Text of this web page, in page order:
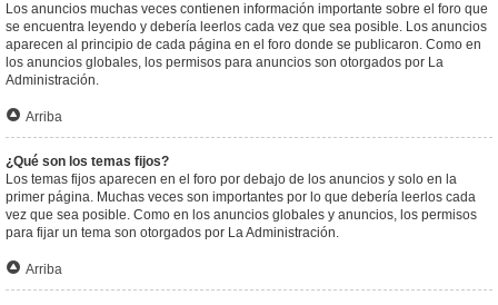
Los anuncios muchas veces contienen información importante sobre el foro que
se encuentra leyendo y debería leerlos cada vez que sea posible. Los anuncios
aparecen al principio de cada página en el foro donde se publicaron. Como en
los anuncios globales, los permisos para anuncios son otorgados por La
Administración.
Arriba
¿Qué son los temas fijos?
Los temas fijos aparecen en el foro por debajo de los anuncios y solo en la
primer página. Muchas veces son importantes por lo que debería leerlos cada
vez que sea posible. Como en los anuncios globales y anuncios, los permisos
para fijar un tema son otorgados por La Administración.
Arriba